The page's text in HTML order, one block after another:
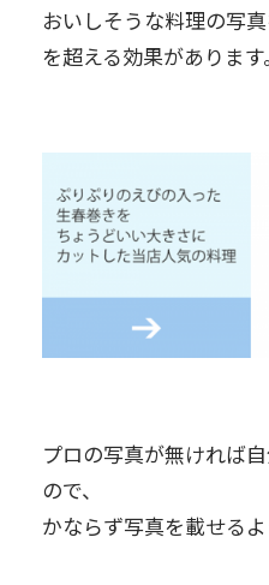
おいしそうな料理の写
を超える効果があります。
プロの写真が無ければ
ので、
かならず写真を載せるよ